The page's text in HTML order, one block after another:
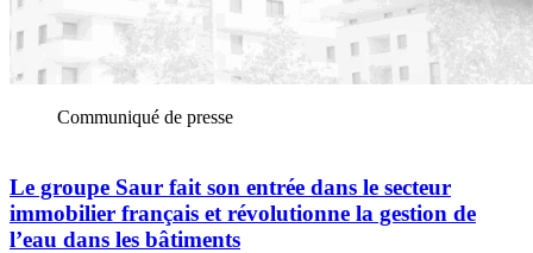
Communiqué de presse
Le groupe Saur fait son entrée dans le secteur
immobilier français et révolutionne la gestion de
l’eau dans les bâtiments